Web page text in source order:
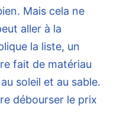
Mais cela ne
aller à la
la liste, un
fait de matériau
soleil et au sable.
débourser le prix